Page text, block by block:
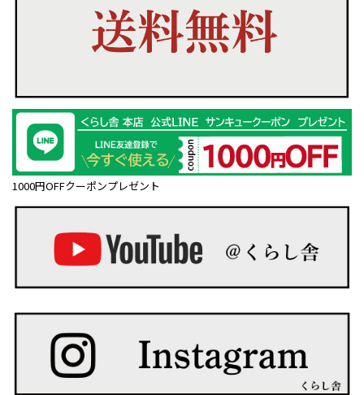
1000円OFFクーポンプレゼント